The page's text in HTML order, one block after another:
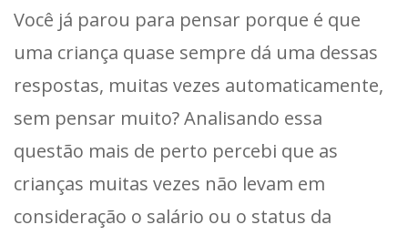
Você já parou para pensar porque é que
uma criança quase sempre dá uma dessas
respostas, muitas vezes automaticamente,
sem pensar muito? Analisando essa
questão mais de perto percebi que as
crianças muitas vezes não levam em
consideração o salário ou o status da